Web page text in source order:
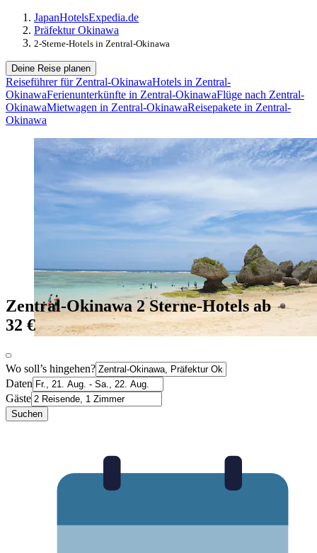
JapanHotelsExpedia.de
Präfektur Okinawa
2-Sterne-Hotels in Zentral-Okinawa
Deine Reise planen
Reiseführer für Zentral-OkinawaHotels in Zentral-
OkinawaFerienunterkünfte in Zentral-OkinawaFlüge nach Zentral-
OkinawaMietwagen in Zentral-OkinawaReisepakete in Zentral-
Okinawa
Zentral-Okinawa 2 Sterne-Hotels ab
32 €
Wo soll’s hingehen?
Daten
Gäste
Suchen